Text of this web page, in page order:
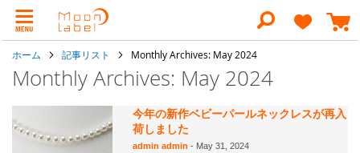
ン
テ
ン
検
索
ホーム 記事リスト Monthly Archives: May 2024
Monthly Archives: May 2024
今年の新作ベビーパールネックレスが再入
荷しました
admin admin- May 31, 2024